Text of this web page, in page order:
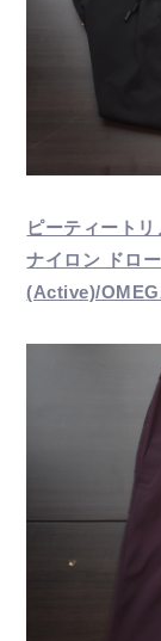
ピーティート
ナイロン ドロ
(Active)/